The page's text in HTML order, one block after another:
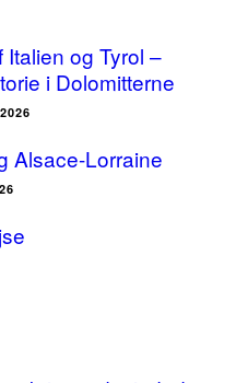
og Tyrol –
i Dolomitterne
Alsace-Lorraine